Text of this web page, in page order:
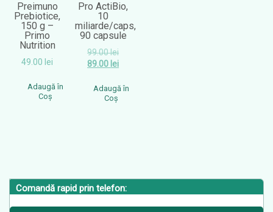
Preimuno
Prebiotice,
150 g –
Primo
Nutrition
49.00 lei
Adaugă în
Coș
Pro ActiBio,
10
miliarde/caps,
90 capsule
99.00leiPrețul
inițial
a
99.00 lei.
89.00 leiPrețul
curent
este:
89.00 lei.
Adaugă în
Coș
Comandă rapid prin telefon: